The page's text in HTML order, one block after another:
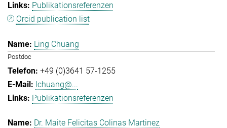
Publikationsreferenzen
Orcid publication list
Ling Chuang
Postdoc
+49 (0)3641 57-1255
lchuang@...
Publikationsreferenzen
Dr. Maite Felicitas Colinas Martinez